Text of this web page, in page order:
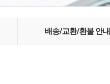
배송/교환/환불 안내